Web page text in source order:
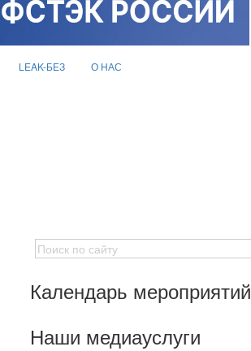
LEAK-БЕЗ О НАС
Календарь мероприятий
Наши медиауслуги